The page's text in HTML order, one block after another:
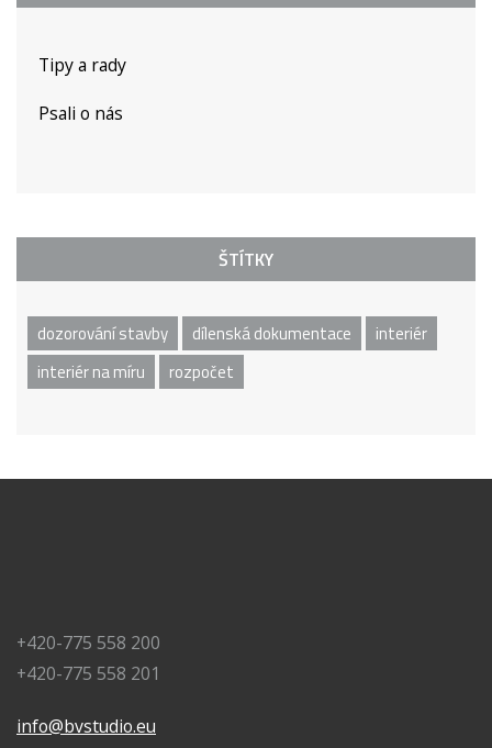
Tipy a rady
Psali o nás
ŠTÍTKY
dozorování stavby dílenská dokumentace
interiér
interiér na míru
rozpočet
+420-775 558 200
+420-775 558 201
info@bvstudio.eu